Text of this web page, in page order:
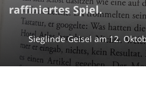
raffiniertes Spiel.
Sieglinde Geisel am 12.